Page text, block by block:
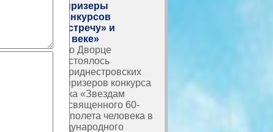
Награждены призеры
творческих конкурсов
«Звездам навстречу» и
«Вместе в XXI веке»
В Тирасполе, во Дворце
Республики, состоялось
награждение приднестровских
школьников – призеров конкурса
детского рисунка «Звездам
навстречу», посвященного 60-
летию первого полета человека в
космос, и Международного